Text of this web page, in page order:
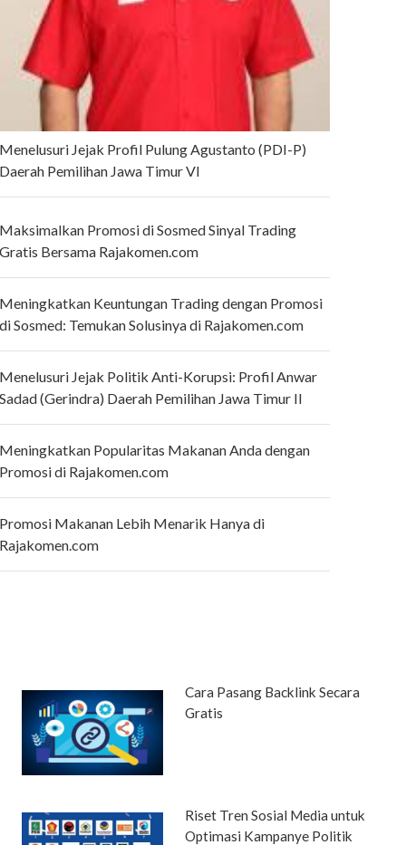
Jejak Profil Pulung Agustanto (PDI-P)
Pemilihan Jawa Timur VI
Promosi di Sosmed Sinyal Trading
Bersama Rajakomen.com
Keuntungan Trading dengan Promosi
Sosmed: Temukan Solusinya di Rajakomen.com
Jejak Politik Anti-Korupsi: Profil Anwar
(Gerindra) Daerah Pemilihan Jawa Timur II
Popularitas Makanan Anda dengan
di Rajakomen.com
Makanan Lebih Menarik Hanya di
Cara Pasang Backlink Secara
Gratis
Riset Tren Sosial Media untuk
Optimasi Kampanye Politik